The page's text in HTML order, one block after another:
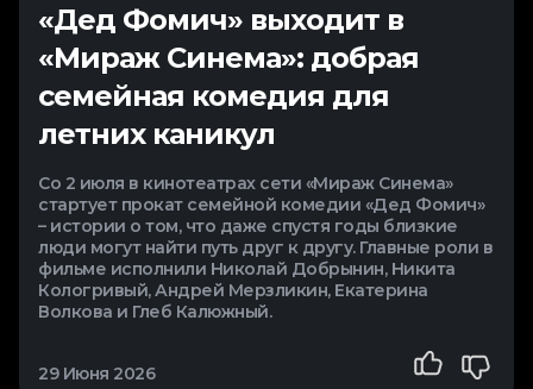
«Дед Фомич» выходит в
«Мираж Синема»: добрая
семейная комедия для
летних каникул
Со 2 июля в кинотеатрах сети «Мираж Синема»
стартует прокат семейной комедии «Дед Фомич»
– истории о том, что даже спустя годы близкие
люди могут найти путь друг к другу. Главные роли в
фильме исполнили Николай Добрынин, Никита
Кологривый, Андрей Мерзликин, Екатерина
Волкова и Глеб Калюжный.
29 Июня 2026